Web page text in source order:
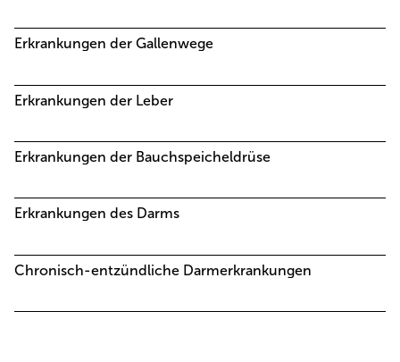
Erkrankungen der Gallenwege
Erkrankungen der Leber
Erkrankungen der Bauchspeicheldrüse
Erkrankungen des Darms
Chronisch-entzündliche Darmerkrankungen